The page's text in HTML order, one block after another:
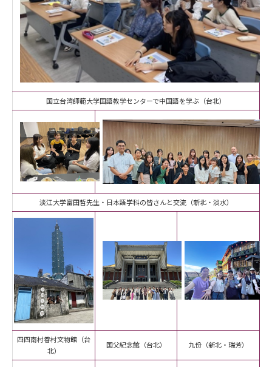
国立台湾師範大学国語教学センターで中国語を学ぶ（台北）
淡江大学富田哲先生・日本語学科の皆さんと交流（新北・淡水）
四四南村眷村文物館（台
北）
国父紀念館（台北） 九份（新北・瑞芳）